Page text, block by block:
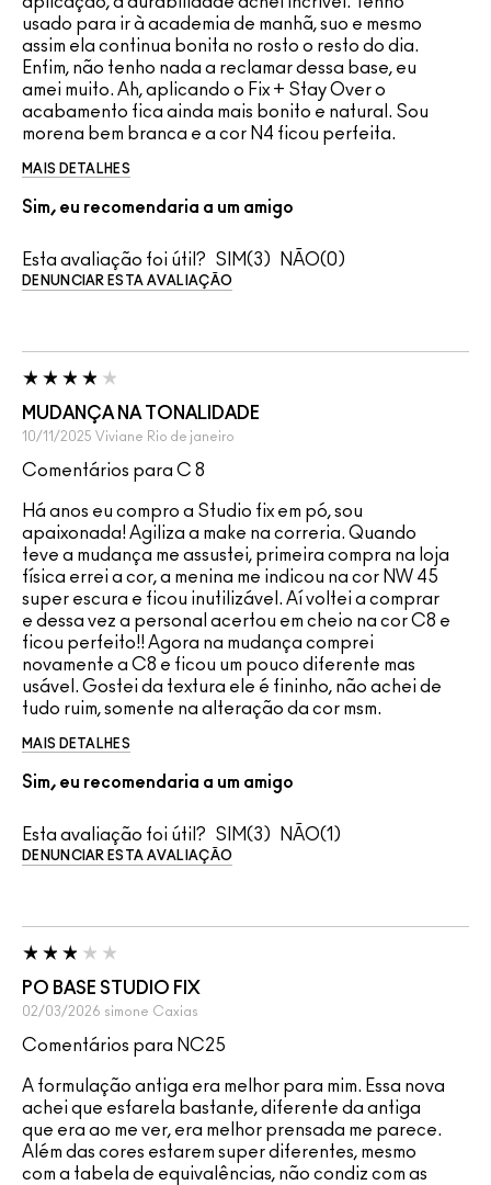
usado para ir à academia de manhã, suo e mesmo
assim ela continua bonita no rosto o resto do dia.
Enfim, não tenho nada a reclamar dessa base, eu
amei muito. Ah, aplicando o Fix + Stay Over o
acabamento fica ainda mais bonito e natural. Sou
morena bem branca e a cor N4 ficou perfeita.
MAIS DETALHES
Sim, eu recomendaria a um amigo
Esta avaliação foi útil? 3 0
DENUNCIAR ESTA AVALIAÇÃO
MUDANÇA NA TONALIDADE
10/11/2025 Viviane Rio de janeiro
Comentários para C 8
Há anos eu compro a Studio fix em pó, sou
apaixonada! Agiliza a make na correria. Quando
teve a mudança me assustei, primeira compra na loja
física errei a cor, a menina me indicou na cor NW 45
super escura e ficou inutilizável. Aí voltei a comprar
e dessa vez a personal acertou em cheio na cor C8 e
ficou perfeito!! Agora na mudança comprei
novamente a C8 e ficou um pouco diferente mas
usável. Gostei da textura ele é fininho, não achei de
tudo ruim, somente na alteração da cor msm.
MAIS DETALHES
Sim, eu recomendaria a um amigo
Esta avaliação foi útil? 3 1
DENUNCIAR ESTA AVALIAÇÃO
PO BASE STUDIO FIX
02/03/2026 simone Caxias
Comentários para NC25
A formulação antiga era melhor para mim. Essa nova
achei que esfarela bastante, diferente da antiga
que era ao me ver, era melhor prensada me parece.
Além das cores estarem super diferentes, mesmo
com a tabela de equivalências, não condiz com as